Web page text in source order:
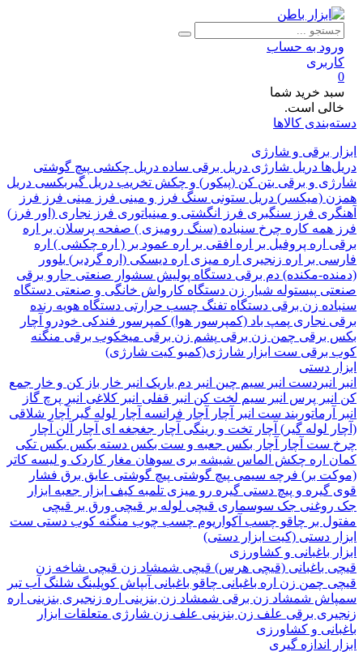
به حساب
خرید شما
است.
کالاها
برقی و شارژی
دریل شارژیدریل برقی ساده دریل چکشیپیچ گوشتی
و برقی بتن کن (پیکور) و چکش تخریبدریل گیربکسیدریل
(میکسر)دریل ستونیسنگ فرز و مینی فرز مینی فرز فرز
فرز سنگبریفرز انگشتی و مینیاتوریفرز نجاری (اور فرز)
کاره چرخ سنباده (سنگ رومیزی )صفحه پرسلان براره
اره پروفیل براره افقی براره عمود بر ( اره چکشی )اره
براره زنجیریاره میزیاره دیسکی (اره گردبر)بلوور
مکنده)دم برقی دستگاه پولیشسشوار صنعتیجارو برقی
پیستولهشیار زندستگاه کارواش خانگی و صنعتیدستگاه
زن برقی دستگاه تفنگ چسب حرارتی دستگاه هویه رنده
نجاریپمپ باد (کمپرسور هوا) کمپرسور فندکی خودروآچار
چمن زن برقی پشم زن برقی میخکوب برقی منگنه
ست ابزار شارژی(کمبو کیت شارژی)
دستی
انبر سیم چین انبر دم باریکانبر خار باز کن و خار جمع
پرس انبر سیم لخت کنانبر قفلی انبر کلاغیانبر پرچگاز
ست انبرآچار آچار فرانسه آچار لوله گیرآچار شلاقی
لوله گیر)آچار تخت و رینگی آچار جغجغه ایآچار آلنآچار
ست آچارآچار بکس جعبه و ست بکس دسته بکس بکس تکی
ارهچکشالماس شیشه بریسوهانمغار کاردک و لیسه کاتر
بر)فرچه سیمیپیچ‌ گوشتیپیچ گوشتی عایق برق فشار
گیره و پیچ دستیگیره رو میزیتلمبه کیف ابزار جعبه ابزار
جک سوسماریقیچی لوله برقیچی ورق بر قیچی
برچاقو چسب آکواریوم چسب چوب منگنه کوب دستیست
دستی (کیت ابزار دستی)
باغبانی و کشاورزی
باغبانی (قیچی هرس)قیچی شمشاد زنقیچی شاخه زن
چمن زناره باغبانیچاقو باغبانیآبپاش کوپلینگ شلنگ آبتبر
شمشاد زن برقی شمشاد زن بنزینیاره زنجیری بنزینیاره
برقی علف زن بنزینیعلف زن شارژیمتعلقات ابزار
و کشاورزی
اندازه گیری